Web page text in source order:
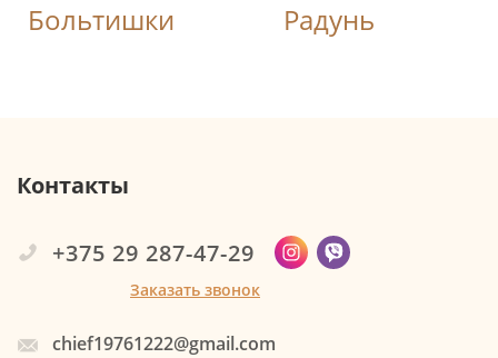
Больтишки Радунь
Контакты
+375 29 287-47-29
Заказать звонок
chief19761222@gmail.com